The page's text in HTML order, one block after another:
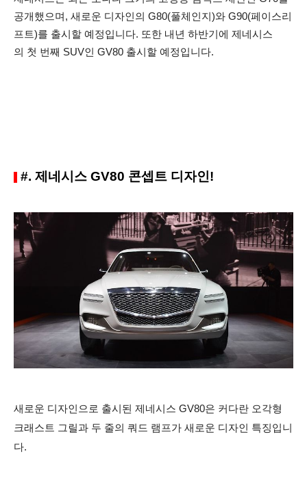
공개했으며, 새로운 디자인의 G80(풀체인지)와 G90(페이스리
프트)를 출시할 예정입니다. 또한 내년 하반기에 제네시스
의 첫 번째 SUV인 GV80 출시할 예정입니다.
#. 제네시스 GV80 콘셉트 디자인!
새로운 디자인으로 출시된 제네시스 GV80은 커다란 오각형
크래스트 그릴과 두 줄의 쿼드 램프가 새로운 디자인 특징입니
다.